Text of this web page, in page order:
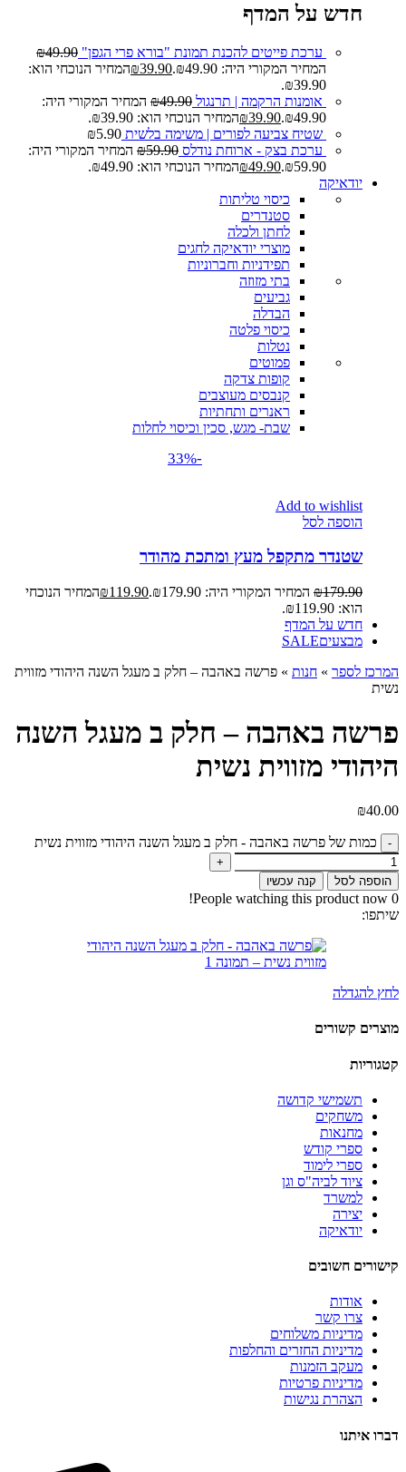
חדש על המדף
ערכת פייטים להכנת תמונת "בורא פרי הגפן" ₪49.90
המחיר המקורי היה: ₪49.90.
₪39.90
המחיר הנוכחי הוא:
₪39.90.
אומנות הרקמה | תרנגול
₪49.90
המחיר המקורי היה:
₪49.90.
₪39.90
המחיר הנוכחי הוא: ₪39.90.
שטיח צביעה לפורים | משימה בלשית
₪5.90
ערכת בצק - ארוחת נודלס
₪59.90
המחיר המקורי היה:
₪59.90.
₪49.90
המחיר הנוכחי הוא: ₪49.90.
יודאיקה
כיסוי טליתות
סטנדרים
לחתן ולכלה
מוצרי יודאיקה לחגים
תפידניות וחברוניות
בתי מזוזה
גביעים
הבדלה
כיסוי פלטה
נטלות
פמוטים
קופות צדקה
קנבסים מעוצבים
ראנרים ותחתיות
שבת- מגש, סכין וכיסוי לחלות
-33%
Add to wishlist
הוספה לסל
שטנדר מתקפל מעץ ומתכת מהודר
₪179.90 המחיר המקורי היה: ₪179.90. ₪119.90
המחיר הנוכחי
הוא: ₪119.90.
חדש על המדף
מבצעיםSALE
המרכז לספר » חנות » פרשה באהבה – חלק ב מעגל השנה היהודי מזווית
נשית
פרשה באהבה – חלק ב מעגל השנה
היהודי מזווית נשית
₪40.00
כמות של פרשה באהבה - חלק ב מעגל השנה היהודי מזווית נשית
הוספה לסל קנה עכשיו
0
People watching this product now!
שיתפו:
לחץ להגדלה
מוצרים קשורים
קטגוריות
תשמישי קדושה
משחקים
מחנאות
ספרי קודש
ספרי לימוד
ציוד לביה"ס וגן
למשרד
יצירה
יודאיקה
קישורים חשובים
אודות
צרו קשר
מדיניות משלוחים
מדיניות החזרים והחלפות
מעקב הזמנות
מדיניות פרטיות
הצהרת נגישות
דברו איתנו